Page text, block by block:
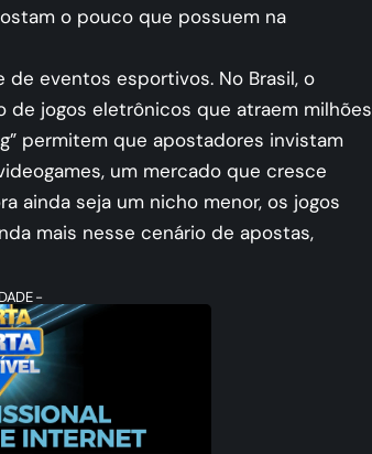
o pouco que possuem na
eventos esportivos. No Brasil, o
jogos eletrônicos que atraem milhões
permitem que apostadores invistam
um mercado que cresce
ainda seja um nicho menor, os jogos
mais nesse cenário de apostas,
-